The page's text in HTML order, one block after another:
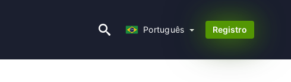
Português Registro